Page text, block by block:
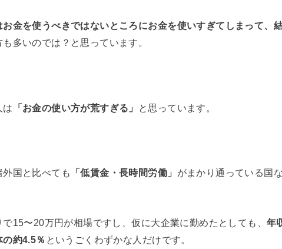
お金を使うべきではないところにお金を使いすぎてしまって、
多いのでは？と思っています。
は 「お金の使い方が荒すぎる」 と思っています。
国と比べても 「低賃金・長時間労働」 がまかり通っている国
15〜20万円が相場ですし、仮に大企業に勤めたとしても、年
約4.5％ というごくわずかな人だけです。